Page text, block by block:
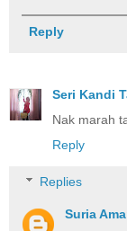
Reply
Seri Kandi
Nak marah
Reply
Replies
Suria